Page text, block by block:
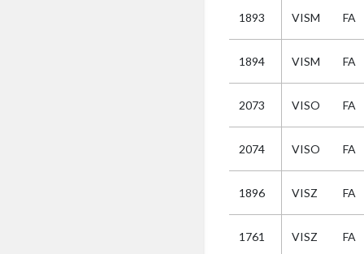
1893 VISM FA
1894 VISM FA
2073 VISO FA
2074 VISO FA
1896 VISZ FA
1761 VISZ FA